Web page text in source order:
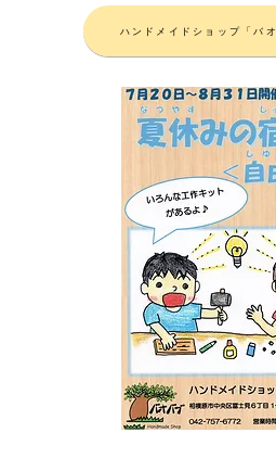
ハンドメイドショップ「バ